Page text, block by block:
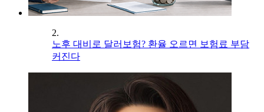
2.
노후 대비로 달러보험? 환율 오르면 보험료 부담
커진다